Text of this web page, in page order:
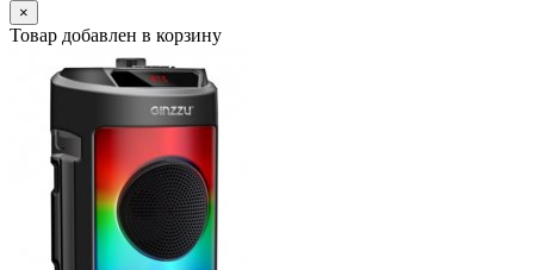
×
Товар добавлен в корзину